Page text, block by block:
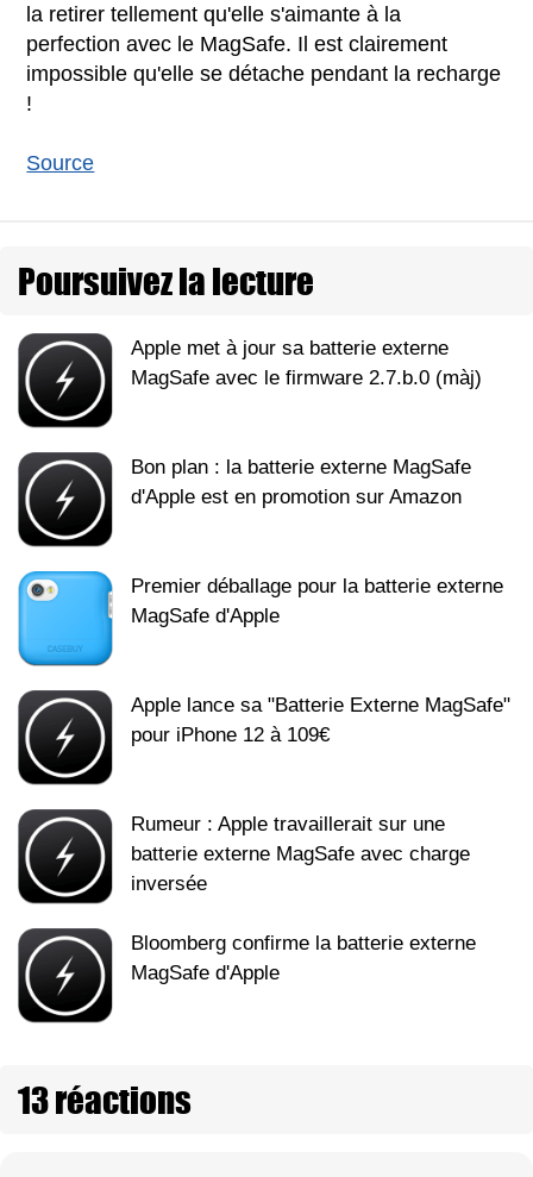
la retirer tellement qu'elle s'aimante à la
perfection avec le MagSafe. Il est clairement
impossible qu'elle se détache pendant la recharge
!
Source
Poursuivez la lecture
Apple met à jour sa batterie externe
MagSafe avec le firmware 2.7.b.0 (màj)
Bon plan : la batterie externe MagSafe
d'Apple est en promotion sur Amazon
Premier déballage pour la batterie externe
MagSafe d'Apple
Apple lance sa "Batterie Externe MagSafe"
pour iPhone 12 à 109€
Rumeur : Apple travaillerait sur une
batterie externe MagSafe avec charge
inversée
Bloomberg confirme la batterie externe
MagSafe d'Apple
13 réactions